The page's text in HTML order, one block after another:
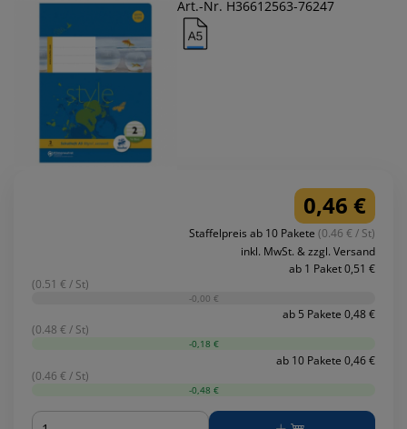
Art.-Nr. H36612563-76247
0,46 €
Staffelpreis ab 10 Pakete (0.46 € / St)
inkl. MwSt. & zzgl. Versand
ab 1 Paket 0,51 €
(0.51 € / St)
-0,00 €
ab 5 Pakete 0,48 €
(0.48 € / St)
-0,18 €
ab 10 Pakete 0,46 €
(0.46 € / St)
-0,48 €
Menge